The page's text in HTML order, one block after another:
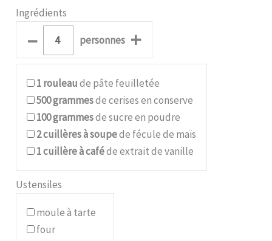
Ingrédients
– personnes +
1rouleaude pâte feuilletée
500grammesde cerises en conserve
100grammesde sucre en poudre
2cuillères à soupede fécule de maïs
1cuillère à caféde extrait de vanille
Ustensiles
moule à tarte
four